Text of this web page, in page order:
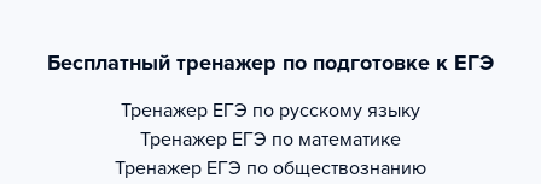
Бесплатный тренажер по подготовке к ЕГЭ
Тренажер ЕГЭ по русскому языку
Тренажер ЕГЭ по математике
Тренажер ЕГЭ по обществознанию